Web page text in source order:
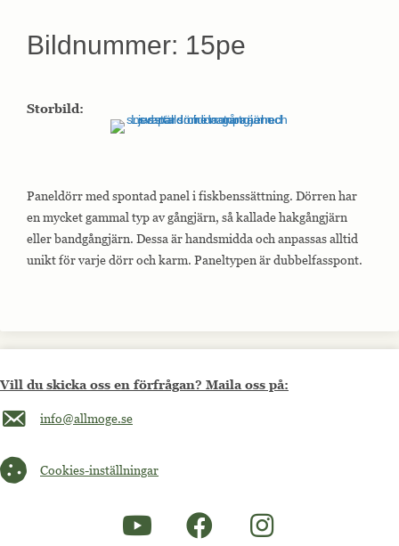
Bildnummer: 15pe
Storbild:
Paneldörr med spontad panel i fiskbenssättning. Dörren har
en mycket gammal typ av gångjärn, så kallade hakgångjärn
eller bandgångjärn. Dessa är handsmidda och anpassas alltid
unikt för varje dörr och karm. Paneltypen är dubbelfasspont.
Vill du skicka oss en förfrågan? Maila oss på:
Maila oss på info@allmoge.se
info@allmoge.se
Cookies-inställningar
Cookies-inställningar